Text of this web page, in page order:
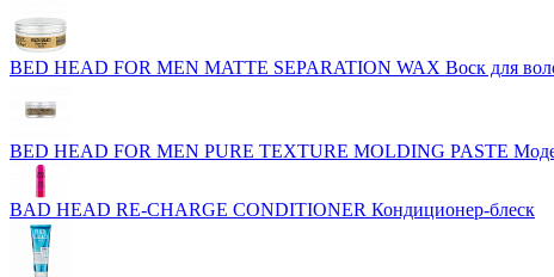
BED HEAD FOR MEN MATTE SEPARATION WAX Воск для
BED HEAD FOR MEN PURE TEXTURE MOLDING PASTE
BAD HEAD RE-CHARGE CONDITIONER Кондиционер-блеск